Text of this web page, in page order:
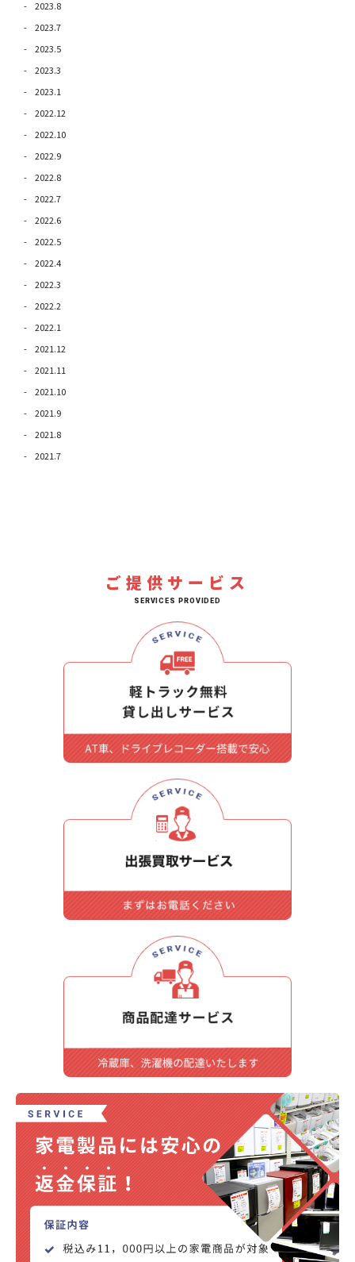
2023.8
2023.7
2023.5
2023.3
2023.1
2022.12
2022.10
2022.9
2022.8
2022.7
2022.6
2022.5
2022.4
2022.3
2022.2
2022.1
2021.12
2021.11
2021.10
2021.9
2021.8
2021.7
ご提供サービス